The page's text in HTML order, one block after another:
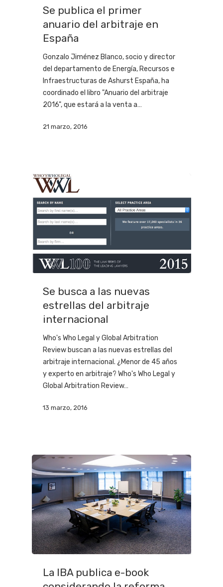
Se publica el primer
anuario del arbitraje en
España
Gonzalo Jiménez Blanco, socio y director
del departamento de Energía, Recursos e
Infraestructuras de Ashurst España, ha
coordinado el libro "Anuario del arbitraje
2016", que estará a la venta a…
21 marzo, 2016
Se busca a las nuevas
estrellas del arbitraje
internacional
Who's Who Legal y Global Arbitration
Review buscan a las nuevas estrellas del
arbitraje internacional. ¿Menor de 45 años
y experto en arbitraje? Who's Who Legal y
Global Arbitration Review…
13 marzo, 2016
La IBA publica e-book